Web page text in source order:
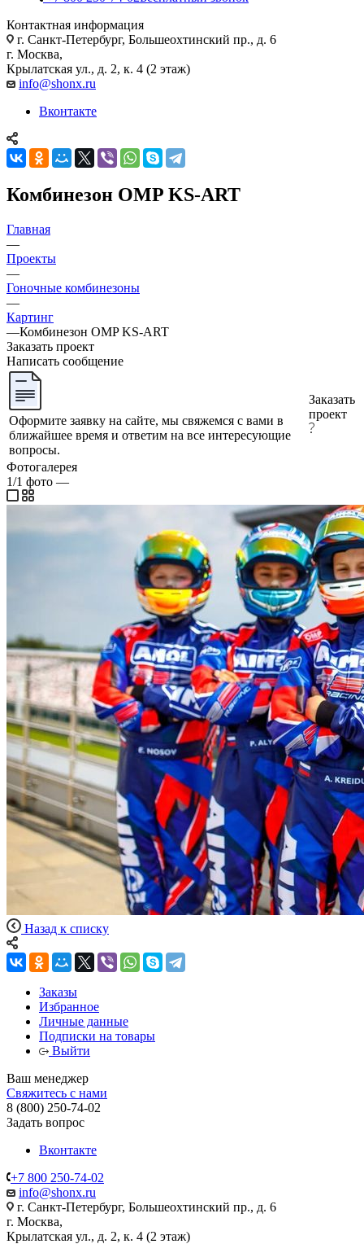
Контактная информация
г. Санкт-Петербург, Большеохтинский пр., д. 6
г. Москва,
Крылатская ул., д. 2, к. 4 (2 этаж)
info@shonx.ru
Вконтакте
Комбинезон OMP KS-ART
Главная
—
Проекты
—
Гоночные комбинезоны
—
Картинг
—Комбинезон OMP KS-ART
Заказать проект
Написать сообщение
Оформите заявку на сайте, мы свяжемся с вами в
ближайшее время и ответим на все интересующие
вопросы.
Заказать
проект
Фотогалерея
1/1 фото —
Назад к списку
Заказы
Избранное
Личные данные
Подписки на товары
Выйти
Ваш менеджер
Свяжитесь с нами
8 (800) 250-74-02
Задать вопрос
Вконтакте
+7 800 250-74-02
info@shonx.ru
г. Санкт-Петербург, Большеохтинский пр., д. 6
г. Москва,
Крылатская ул., д. 2, к. 4 (2 этаж)